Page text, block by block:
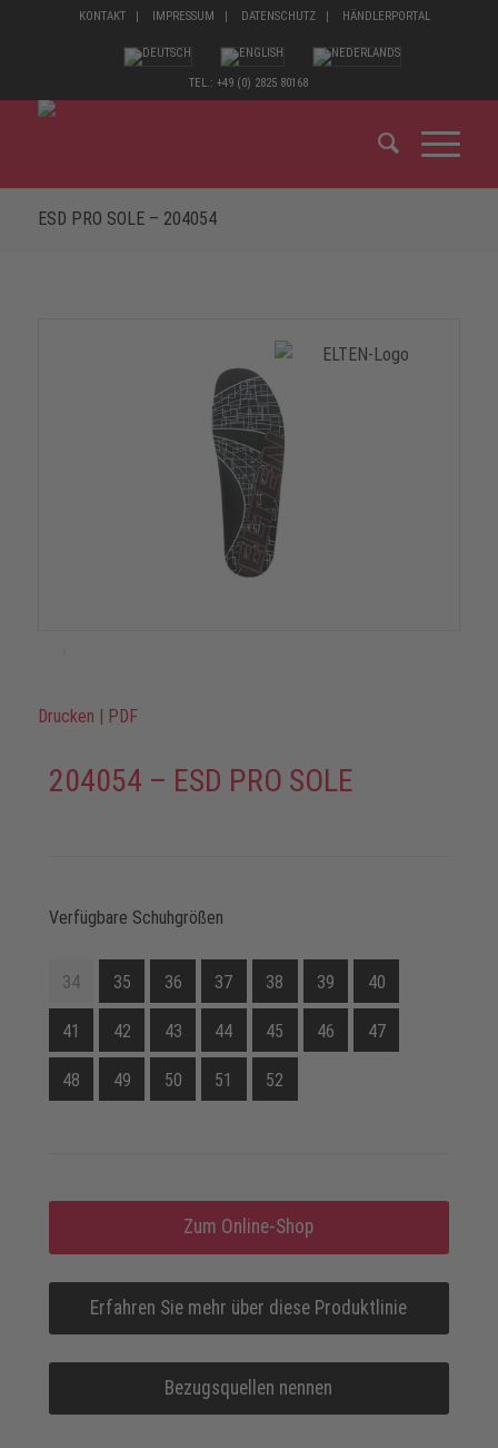
KONTAKT IMPRESSUM DATENSCHUTZ HÄNDLERPORTAL
TEL.: +49 (0) 2825 80168
ESD PRO SOLE – 204054
Drucken PDF
204054 – ESD PRO SOLE
Verfügbare Schuhgrößen
34 35 36 37 38 39 40
41 42 43 44 45 46 47
48 49 50 51 52
Zum Online-Shop
Erfahren Sie mehr über diese Produktlinie
Bezugsquellen nennen